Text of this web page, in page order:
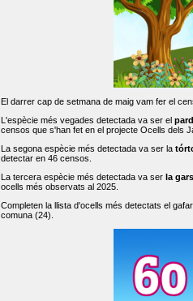
El darrer cap de setmana de maig vam fer el
L'espècie més vegades detectada va ser el
censos que s'han fet en el projecte Ocells dels
La segona espècie més detectada va ser la
detectar en 46 censos.
La tercera espècie més detectada va ser la
ocells més observats al 2025.
Completen la llista d'ocells més detectats el
comuna (24).